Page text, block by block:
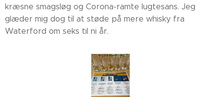
kræsne smagsløg og Corona-ramte lugtesans. Jeg
glæder mig dog til at støde på mere whisky fra
Waterford om seks til ni år.